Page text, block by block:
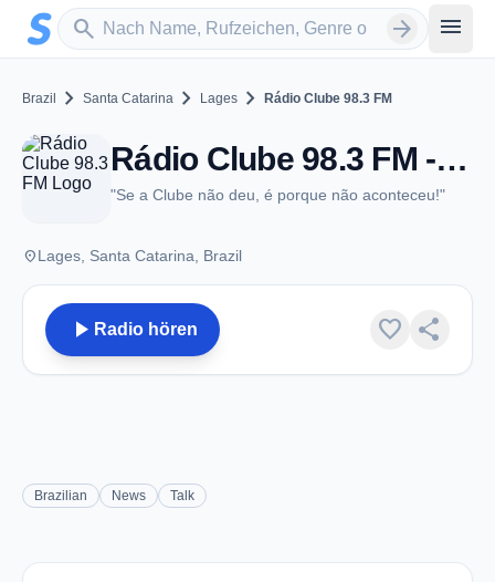
Zum Hauptinhalt springen
search
Sender suchen arrow_forward menu
Brazil chevron_right Santa Catarina chevron_right Lages chevron_right Rádio Clube 98.3 FM
Rádio Clube 98.3 FM - FM 98.3 - Lages
"Se a Clube não deu, é porque não aconteceu!"
placeLages, Santa Catarina, Brazil
play_arrow Radio hören favorite share
Brazilian News Talk